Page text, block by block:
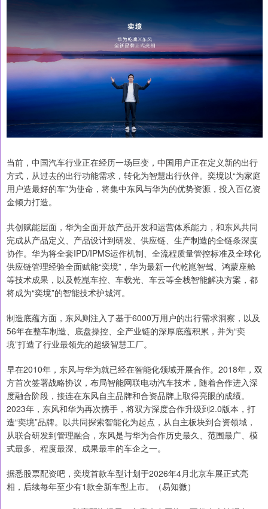
当前，中国汽车行业正在经历一场巨变，中国用户正在定义新的出行
方式，从过去的出行功能需求，转化为智慧出行伙伴。奕境以“为家庭
用户造最好的车”为使命，将集中东风与华为的优势资源，投入百亿资
金倾力打造。
共创赋能层面，华为全面开放产品开发和运营体系能力，和东风共同
完成从产品定义、产品设计到研发、供应链、生产制造的全链条深度
协作。华为将全套IPD/IPMS运作机制、全流程质量管控标准及全球化
供应链管理经验全面赋能“奕境”，华为最新一代乾崑智驾、鸿蒙座舱
等技术成果，以及乾崑车控、车载光、车云等全栈智能解决方案，都
将成为“奕境”的智能技术护城河。
制造底蕴方面，东风则注入了基于6000万用户的出行需求洞察，以及
56年在整车制造、底盘操控、全产业链的深厚底蕴积累，并为“奕
境”打造了行业最领先的超级智慧工厂。
早在2010年，东风与华为就已经在智能化领域开展合作。2018年，双
方首次签署战略协议，布局智能网联电动汽车技术，随着合作进入深
度融合阶段，接连在东风自主品牌和合资品牌上取得亮眼的成绩。
2023年，东风和华为再次携手，将双方深度合作升级到2.0版本，打
造“奕境”品牌。以共同探索智能化为起点，从自主板块到合资领域，
从联合研发到管理融合，东风是与华为合作历史最久、范围最广、模
式最多、程度最深、成果最丰的车企之一。
据悉股票配资吧，奕境首款车型计划于2026年4月北京车展正式亮
相，后续每年至少有1款全新车型上市。（易知微）